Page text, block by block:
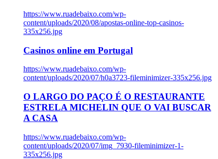
https://www.ruadebaixo.com/wp-
content/uploads/2020/08/apostas-online-top-casinos-
335x256.jpg
Casinos online em Portugal
https://www.ruadebaixo.com/wp-
content/uploads/2020/07/h0a3723-fileminimizer-335x256.jpg
O LARGO DO PAÇO É O RESTAURANTE
ESTRELA MICHELIN QUE O VAI BUSCAR
A CASA
https://www.ruadebaixo.com/wp-
content/uploads/2020/07/img_7930-fileminimizer-1-
335x256.jpg